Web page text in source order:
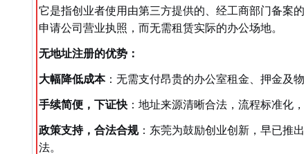
它是指创业者使用由第三方提供的、经工商部门备案
申请公司营业执照，而无需租赁实际的办公场地。
无地址注册的优势：
大幅降低成本：无需支付昂贵的办公室租金、押金及物
手续简便，下证快：地址来源清晰合法，流程标准化
政策支持，合法合规：东莞为鼓励创业创新，早已推
法。